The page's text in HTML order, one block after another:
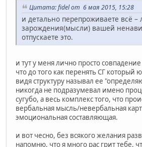
Цитата: fidel от 6 мая 2015, 15:28
и детально перепроживаете всё –
зарождения(мысли) вашей
отпускаете это.
и тут у меня лично просто
что до того как перенять СГ который
видя структуру называл ее
никогда не подразумевал имено
сугубо, а весь комплекс того, что
вербальная мысль/невербальная
эмоциональная составляющая.
и вот чесно, без всякого желания
напомню, что я много рас грит тебе,